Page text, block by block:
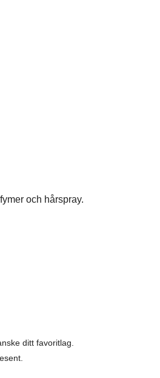
och hårspray.
ditt favoritlag.